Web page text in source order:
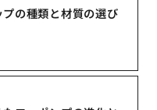
の種類と材質の選び